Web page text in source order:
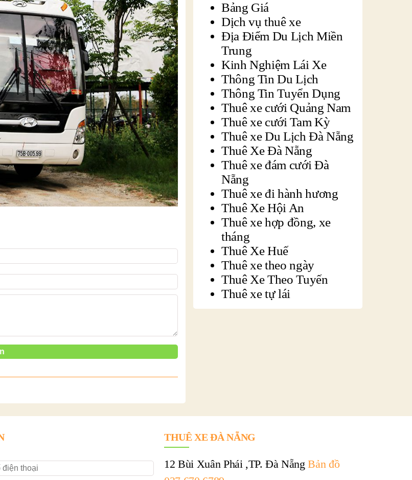
Bảng Giá
Dịch vụ thuê xe
Địa Điểm Du Lịch Miền
Trung
Kinh Nghiệm Lái Xe
Thông Tin Du Lịch
Thông Tin Tuyển Dụng
Thuê xe cưới Quảng Nam
Thuê xe cưới Tam Kỳ
Thuê xe Du Lịch Đà Nẵng
Thuê Xe Đà Nẵng
Thuê xe đám cưới Đà
Nẵng
Thuê xe đi hành hương
Thuê Xe Hội An
Thuê xe hợp đồng, xe
tháng
Thuê Xe Huế
Thuê xe theo ngày
Thuê Xe Theo Tuyến
Thuê xe tự lái
THUÊ XE ĐÀ NẴNG
12 Bùi Xuân Phái ,TP. Đà NẵngBản đồ